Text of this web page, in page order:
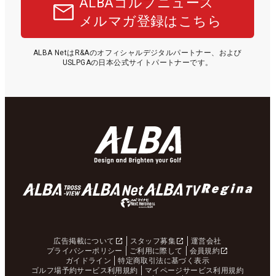
メルマガ登録はこちら
ALBA NetはR&Aのオフィシャルデジタルパートナー、および
USLPGAの日本公式サイトパートナーです。
広告掲載について スタッフ募集
運営会社
プライバシーポリシー
ご利用に際して
会員規約
ガイドライン
特定商取引法に基づく表示
ゴルフ場予約サービス利用規約
マイページサービス利用規約